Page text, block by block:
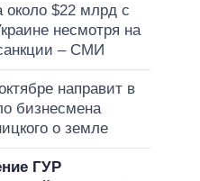
$22 млрд с
несмотря на
– СМИ
направит в
бизнесмена
о земле
ГУР